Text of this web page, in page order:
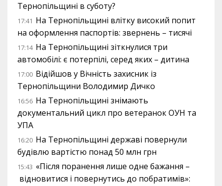
Тернопільщині в суботу?
17:41 На Тернопільщині влітку високий попит
на оформлення паспортів: звернень – тисячі
17:14 На Тернопільщині зіткнулися три
автомобілі: є потерпілі, серед яких – дитина
17:00 Відійшов у Вічність захисник із
Тернопільщини Володимир Дичко
16:56 На Тернопільщині знімають
документальний цикл про ветеранок ОУН та
УПА
16:20 На Тернопільщині державі повернули
будівлю вартістю понад 50 млн грн
15:43 «Після поранення лише одне бажання –
відновитися і повернутись до побратимів»: